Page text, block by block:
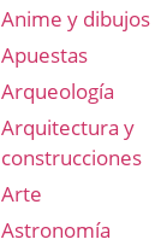
Anime y dibujos
Apuestas
Arqueología
Arquitectura y
construcciones
Arte
Astronomía